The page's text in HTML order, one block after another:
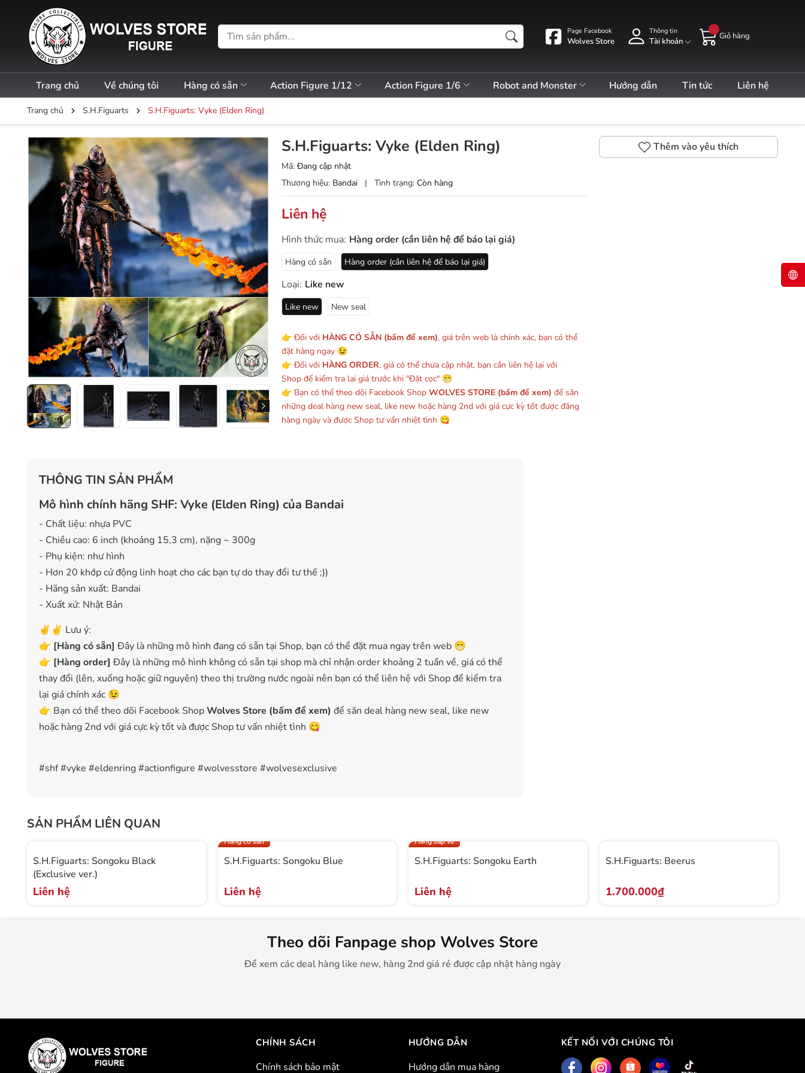
Page Facebook
Wolves Store
Thông tin
Tài khoản
Giỏ hàng
Trang chủ Về chúng tôi Hàng có sẵn Action Figure 1/12 Action Figure 1/6 Robot and Monster Hướng dẫn Tin tức Liên hệ
Trang chủ S.H.Figuarts S.H.Figuarts: Vyke (Elden Ring)
S.H.Figuarts: Vyke (Elden Ring)
Mã: Đang cập nhật
Thương hiệu: Bandai | Tình trạng: Còn hàng
Liên hệ
Hình thức mua: Hàng order (cần liên hệ để báo lại giá)
Hàng có sẵn Hàng order (cần liên hệ để báo lại giá)
Loại: Like new
Like new New seal
👉 Đối với HÀNG CÓ SẴN (bấm để xem), giá trên web là chính xác, bạn có thể
đặt hàng ngay 😉
👉 Đối với HÀNG ORDER, giá có thể chưa cập nhật, bạn cần liên hệ lại với
Shop để kiểm tra lại giá trước khi "Đặt cọc" 😁
👉 Bạn có thể theo dõi Facebook Shop WOLVES STORE (bấm để xem) để săn
những deal hàng new seal, like new hoặc hàng 2nd với giá cực kỳ tốt được đăng
hàng ngày và được Shop tư vấn nhiệt tình 😋
Thêm vào yêu thích
THÔNG TIN SẢN PHẨM
Mô hình chính hãng SHF: Vyke (Elden Ring) của Bandai
- Chất liệu: nhựa PVC
- Chiều cao: 6 inch (khoảng 15,3 cm), nặng ~ 300g
- Phụ kiện: như hình
- Hơn 20 khớp cử động linh hoạt cho các bạn tự do thay đổi tư thế ;))
- Hãng sản xuất: Bandai
- Xuất xứ: Nhật Bản
✌️✌️ Lưu ý:
👉 [Hàng có sẵn] Đây là những mô hình đang có sẵn tại Shop, bạn có thể đặt mua ngay trên web 😁
👉 [Hàng order] Đây là những mô hình không có sẵn tại shop mà chỉ nhận order khoảng 2 tuần về, giá có thể
thay đổi (lên, xuống hoặc giữ nguyên) theo thị trường nước ngoài nên bạn có thể liên hệ với Shop để kiểm tra
lại giá chính xác 😉
👉 Bạn có thể theo dõi Facebook ShopWolves Store (bấm để xem) để săn deal hàng new seal, like new
hoặc hàng 2nd với giá cực kỳ tốt và được Shop tư vấn nhiệt tình 😋
#shf #vyke #eldenring #actionfigure #wolvesstore #wolvesexclusive
SẢN PHẨM LIÊN QUAN
S.H.Figuarts: Songoku Black
(Exclusive ver.)
Liên hệ
Hàng có sẵn
S.H.Figuarts: Songoku Blue
Liên hệ
Hàng sắp về
S.H.Figuarts: Songoku Earth
Liên hệ
S.H.Figuarts: Beerus
1.700.000₫
Theo dõi Fanpage shop Wolves Store
Để xem các deal hàng like new, hàng 2nd giá rẻ được cập nhật hàng ngày
CHÍNH SÁCH
Chính sách bảo mật
HƯỚNG DẪN
Hướng dẫn mua hàng
KẾT NỐI VỚI CHÚNG TÔI